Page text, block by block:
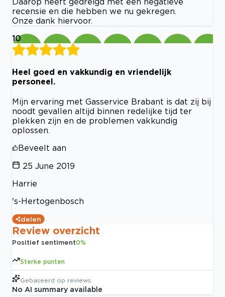
recensie en die hebben we nu gekregen.
Onze dank hiervoor.
10
Heel goed en vakkundig en vriendelijk
personeel.
Mijn ervaring met Gasservice Brabant is dat zij bij
noodt gevallen altijd binnen redelijke tijd ter
plekken zijn en de problemen vakkundig
oplossen.
Beveelt aan
25 June 2019
Harrie
's-Hertogenbosch
delen
Review overzicht
Positief sentiment0%
Sterke punten
Gebaseerd op reviews
No AI summary available